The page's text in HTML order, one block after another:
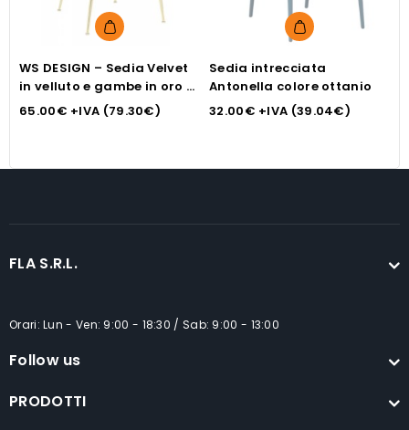
WS DESIGN – Sedia Velvet
in velluto e gambe in oro –
col. blu ottanio
65.00€ +IVA (79.30€)
Sedia intrecciata
Antonella colore ottanio
32.00€ +IVA (39.04€)
FLA S.R.L.
Orari: Lun - Ven: 9:00 - 18:30 / Sab: 9:00 - 13:00
Follow us
PRODOTTI